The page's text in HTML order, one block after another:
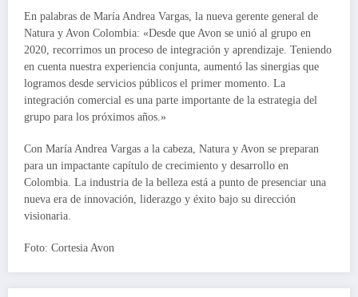
En palabras de María Andrea Vargas, la nueva gerente general de
Natura y Avon Colombia: «Desde que Avon se unió al grupo en
2020, recorrimos un proceso de integración y aprendizaje. Teniendo
en cuenta nuestra experiencia conjunta, aumentó las sinergias que
logramos desde servicios públicos el primer momento. La
integración comercial es una parte importante de la estrategia del
grupo para los próximos años.»
Con María Andrea Vargas a la cabeza, Natura y Avon se preparan
para un impactante capítulo de crecimiento y desarrollo en
Colombia. La industria de la belleza está a punto de presenciar una
nueva era de innovación, liderazgo y éxito bajo su dirección
visionaria.
Foto: Cortesia Avon